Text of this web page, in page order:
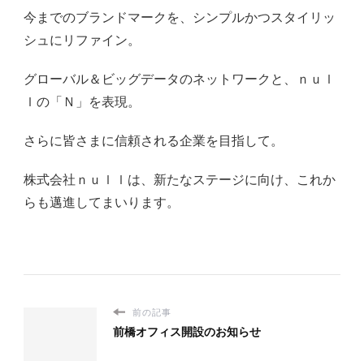
今までのブランドマークを、シンプルかつスタイリッ
シュにリファイン。
グローバル＆ビッグデータのネットワークと、ｎｕｌ
ｌの「Ｎ」を表現。
さらに皆さまに信頼される企業を目指して。
株式会社ｎｕｌｌは、新たなステージに向け、これか
らも邁進してまいります。
前の記事
前橋オフィス開設のお知らせ